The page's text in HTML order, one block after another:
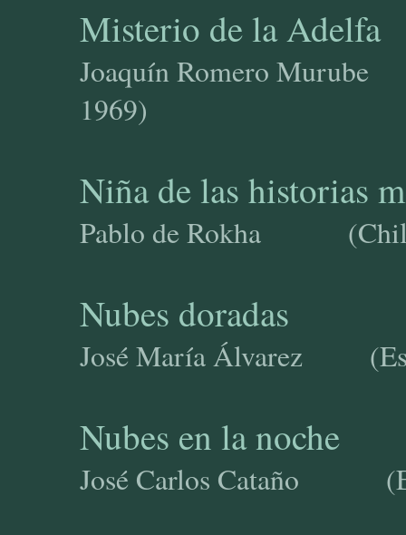
Misterio de la Adelfa
Joaquín Romero
1969)
Niña de las historias
Pablo de Rokha
Nubes doradas
José María Álvarez
Nubes en la noche
José Carlos